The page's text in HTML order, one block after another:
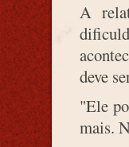
A
deve
"Ele
mais.